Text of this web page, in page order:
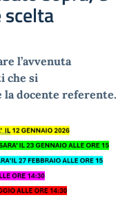
scelta
l’avvenuta
che si
docente referente.